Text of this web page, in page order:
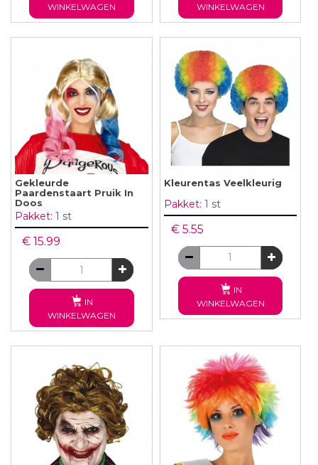
WINKELWAGEN
WINKELWAGEN
Gekleurde
Paardenstaart Pruik In
Doos
Pakket: 1 st
€ 15.99
IN
WINKELWAGEN
Kleurentas Veelkleurig
Pakket: 1 st
€ 5.55
IN
WINKELWAGEN